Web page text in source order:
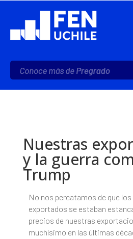
Nuestras
y la guerra
Trump
No nos percatamos de que
exportados se estaban
precios de nuestras
muchísimo en las últimas